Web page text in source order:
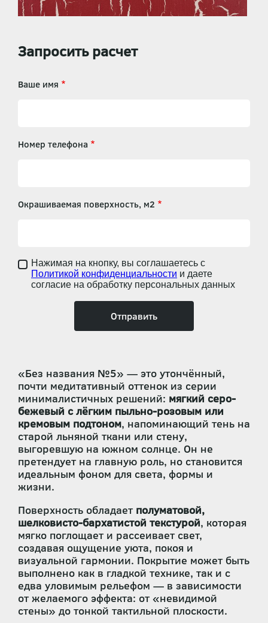
Запросить расчет
Ваше имя
Номер телефона
Окрашиваемая поверхность, м2
Нажимая на кнопку, вы соглашаетесь с
Политикой конфиденциальности и даете
согласие на обработку персональных данных
«Без названия №5» — это утончённый,
почти медитативный оттенок из серии
минималистичных решений: мягкий серо-
бежевый с лёгким пыльно-розовым или
кремовым подтоном, напоминающий тень на
старой льняной ткани или стену,
выгоревшую на южном солнце. Он не
претендует на главную роль, но становится
идеальным фоном для света, формы и
жизни.
Поверхность обладает полуматовой,
шелковисто-бархатистой текстурой, которая
мягко поглощает и рассеивает свет,
создавая ощущение уюта, покоя и
визуальной гармонии. Покрытие может быть
выполнено как в гладкой технике, так и с
едва уловимым рельефом — в зависимости
от желаемого эффекта: от «невидимой
стены» до тонкой тактильной плоскости.